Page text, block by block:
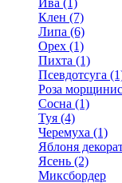
Ива (1)
Клен (7)
Липа (6)
Орех (1)
Пихта (1)
Псевдотсуга
Роза
Сосна (1)
Туя (4)
Черемуха (1)
Яблоня
Ясень (2)
Миксбордер